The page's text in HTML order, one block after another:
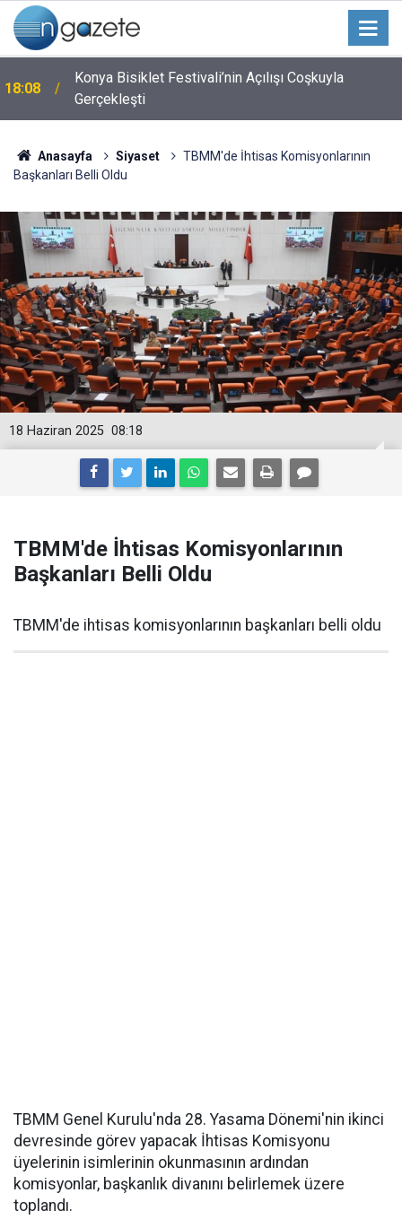
18:08
Konya Bisiklet Festivali’nin Açılışı Coşkuyla
Gerçekleşti
Anasayfa Siyaset
TBMM'de İhtisas Komisyonlarının
Başkanları Belli Oldu
08:18
18 Haziran 2025
TBMM'de İhtisas Komisyonlarının
Başkanları Belli Oldu
TBMM'de ihtisas komisyonlarının başkanları belli oldu
TBMM Genel Kurulu'nda 28. Yasama Dönemi'nin ikinci
devresinde görev yapacak İhtisas Komisyonu
üyelerinin isimlerinin okunmasının ardından
komisyonlar, başkanlık divanını belirlemek üzere
toplandı.